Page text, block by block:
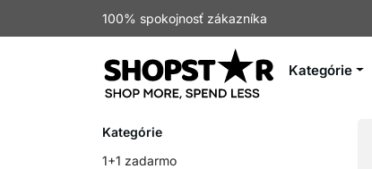
100% spokojnosť zákazníka
Kategórie
Kategórie
1+1 zadarmo